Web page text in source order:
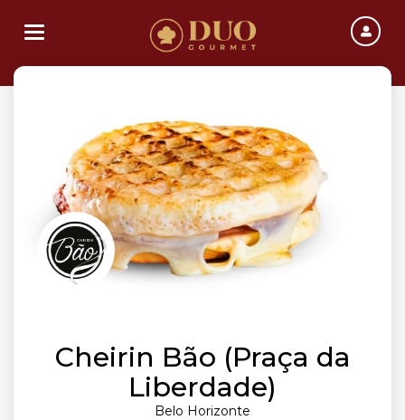
Toggle navigation
Cheirin Bão (Praça da
Liberdade)
Belo Horizonte